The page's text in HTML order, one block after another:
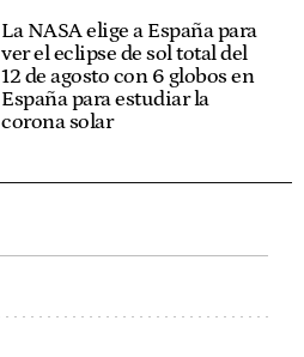
La NASA elige a España para
ver el eclipse de sol total del
12 de agosto con 6 globos en
España para estudiar la
corona solar